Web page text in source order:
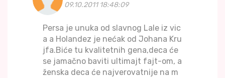
09.10.2011 18:48:09
Persa je unuka od slavnog Lale iz vic
a a Holandez je nećak od Johana Kru
jfa.Biće tu kvalitetnih gena,deca će
se jamačno baviti ultimajt fajt-om, a
ženska deca će najverovatnije na m